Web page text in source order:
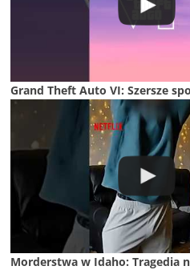
Grand Theft Auto VI: Szersze
Morderstwa w Idaho: Tragedia